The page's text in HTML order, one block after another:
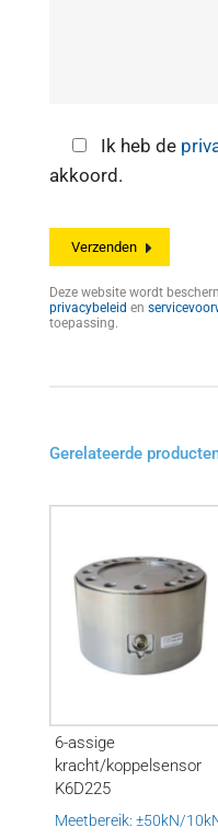
Ik heb de
akkoord.
Deze website wordt
privacybeleid en
toepassing.
Gerelateerde
6-assige
kracht/koppelsensor
K6D225
Meetbereik: ±50kN/